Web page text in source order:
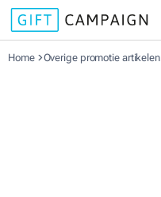
Home Overige promotie artikelen